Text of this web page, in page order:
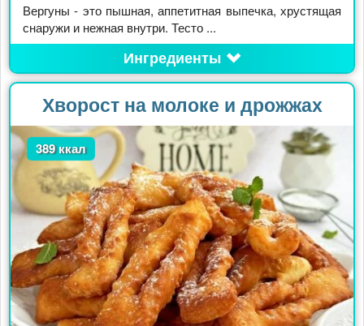
Вергуны - это пышная, аппетитная выпечка, хрустящая
снаружи и нежная внутри. Тесто ...
Ингредиенты
Хворост на молоке и дрожжах
389 ккал